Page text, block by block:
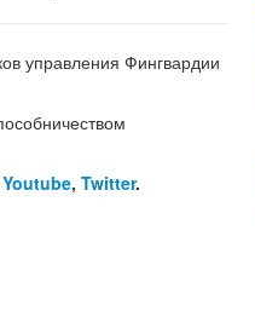
управления Фингвардии
Youtube, Twitter.